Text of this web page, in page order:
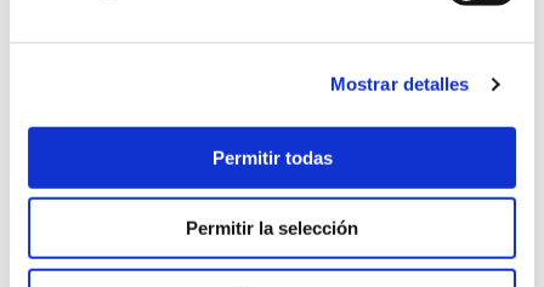
Mostrar detalles
Permitir todas
Permitir la selección